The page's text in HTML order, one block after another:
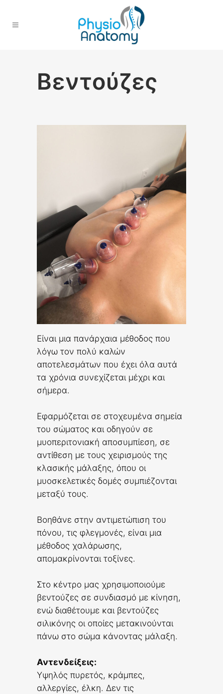
Βεντούζες
Είναι μια πανάρχαια μέθοδος που
λόγω τον πολύ καλών
αποτελεσμάτων που έχει όλα αυτά
τα χρόνια συνεχίζεται μέχρι και
σήμερα.
Εφαρμόζεται σε στοχευμένα σημεία
του σώματος και οδηγούν σε
μυοπεριτονιακή αποσυμπίεση, σε
αντίθεση με τους χειρισμούς της
κλασικής μάλαξης, όπου οι
μυοσκελετικές δομές συμπιέζονται
μεταξύ τους.
Βοηθάνε στην αντιμετώπιση του
πόνου, τις φλεγμονές, είναι μια
μέθοδος χαλάρωσης,
απομακρίνονται τοξίνες.
Στο κέντρο μας χρησιμοποιούμε
βεντούζες σε συνδιασμό με κίνηση,
ενώ διαθέτουμε και βεντούζες
σιλικόνης οι οποίες μετακινούνται
πάνω στο σώμα κάνοντας μάλαξη.
Αντενδείξεις:
Υψηλός πυρετός, κράμπες,
αλλεργίες, έλκη. Δεν τις